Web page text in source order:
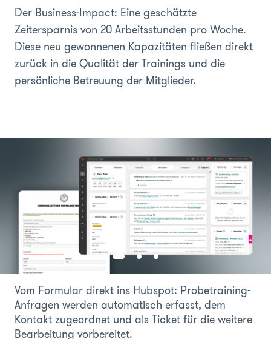
Der Business-Impact: Eine geschätzte
Zeitersparnis von 20 Arbeitsstunden pro Woche.
Diese neu gewonnenen Kapazitäten fließen direkt
zurück in die Qualität der Trainings und die
persönliche Betreuung der Mitglieder.
Vom Formular direkt ins Hubspot: Probetraining-
Anfragen werden automatisch erfasst, dem
Kontakt zugeordnet und als Ticket für die weitere
Bearbeitung vorbereitet.